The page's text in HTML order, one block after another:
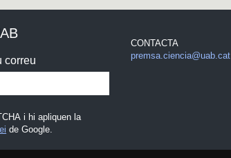
correu
i hi apliquen la
de Google.
CONTACTA
premsa.ciencia@uab.cat